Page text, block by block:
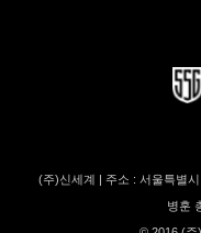
(주)신세계 | 주소 : 서울특별
병훈